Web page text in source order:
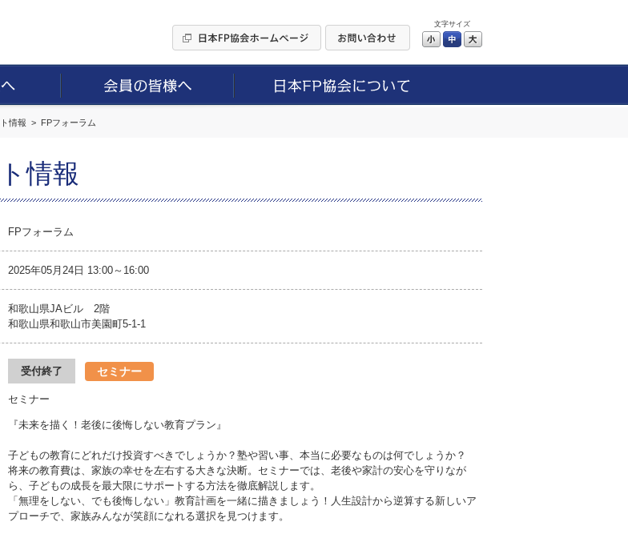
文字サイズ
小 中
情報 FPフォーラム
情報
FPフォーラム
2025年05月24日 13:00～16:00
和歌山県JAビル 2階
和歌山県和歌山市美園町5-1-1
受付終了 セミナー
セミナー
『未来を描く！老後に後悔しない教育プラン』
子どもの教育にどれだけ投資すべきでしょうか？塾や習い事、本当に必要なものは何でしょうか？
将来の教育費は、家族の幸せを左右する大きな決断。セミナーでは、老後や家計の安心を守りなが
ら、子どもの成長を最大限にサポートする方法を徹底解説します。
「無理をしない、でも後悔しない」教育計画を一緒に描きましょう！人生設計から逆算する新しいア
プローチで、家族みんなが笑顔になれる選択を見つけます。